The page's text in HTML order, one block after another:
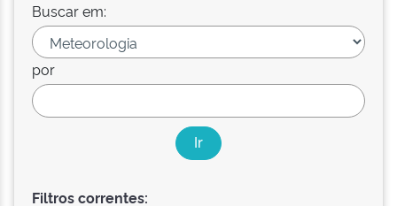
Buscar em:
por
Filtros correntes: